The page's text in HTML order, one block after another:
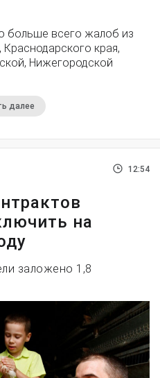
больше всего жалоб из
края,
Нижегородской
далее
12:54
на
заложено 1,8